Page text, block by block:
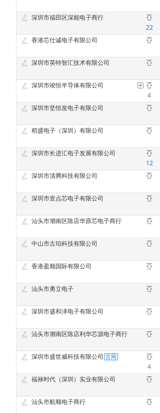
深圳市福田区深能电子商行
22
香港芯仕诚电子有限公司
深圳市英特智汇技术有限公司
深圳市竣恒半导体有限公司
4
深圳市坚恒发电子有限公司
稻盛电子（深圳）有限公司
深圳市长进汇电子发展有限公司
12
深圳市清腾科技有限公司
深圳市壹点芯电子有限公司
汕头市潮南区陈店华原芯电子商行
中山市古珀科技有限公司
香港盈顺国际有限公司
汕头市勇立电子
深圳市盛和泽电子有限公司
汕头市潮南区陈店利华芯源电子商行
深圳市盛世威科技有限公司
4
福禄时代（深圳）实业有限公司
汕头市航顺电子商行